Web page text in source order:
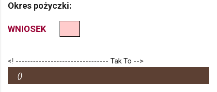
Okres pożyczki:
WNIOSEK
<! -------------------------------- Tak To -->
()